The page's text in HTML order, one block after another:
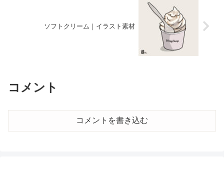
ソフトクリーム｜イラスト素材
コメント
コメントを書き込む